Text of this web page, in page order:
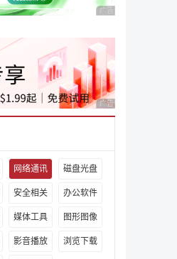
广告 商业广告，理性
广告 商业广告，理性
网络通讯 磁盘光盘
安全相关 办公软件
媒体工具 图形图像
影音播放 浏览下载